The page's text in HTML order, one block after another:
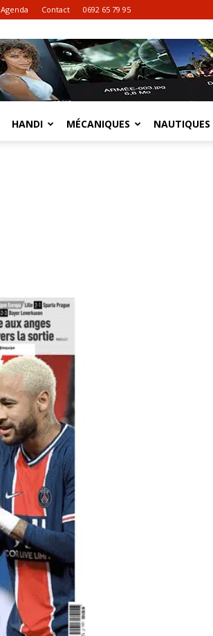
Agenda Contact 0692 65 79 95
HANDI MÉCANIQUES NAUTIQUES